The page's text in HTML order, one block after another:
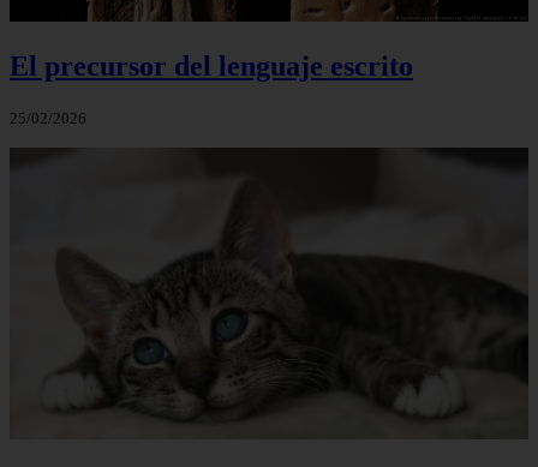
El precursor del lenguaje escrito
25/02/2026